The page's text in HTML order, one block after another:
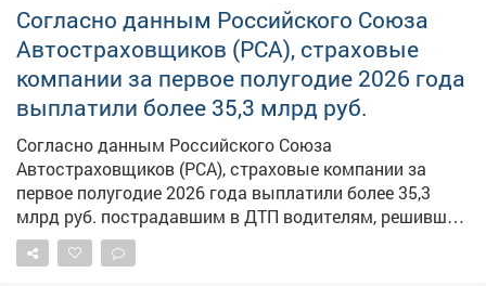
Согласно данным Российского Союза
Автостраховщиков (РСА), страховые
компании за первое полугодие 2026 года
выплатили более 35,3 млрд руб.
Согласно данным Российского Союза
Автостраховщиков (РСА), страховые компании за
первое полугодие 2026 года выплатили более 35,3
млрд руб. пострадавшим в ДТП водителям, решившим
оформить аварию без участия Госавтоинспекции
Подробнее в материале газеты «КоммерсантЪ»: